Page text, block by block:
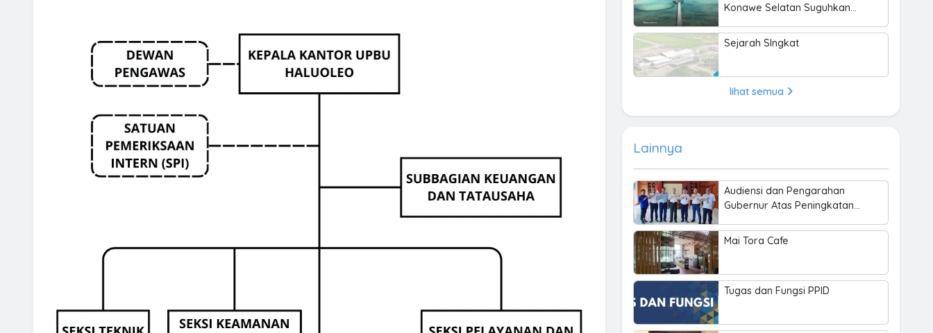
Konawe Selatan Suguhkan
Kearifan Lokal
Sejarah SIngkat
lihat semua
Lainnya
Audiensi dan Pengarahan
Gubernur Atas Peningkatan
Penerbangan di Bandara
Mai Tora Cafe
Tugas dan Fungsi PPID